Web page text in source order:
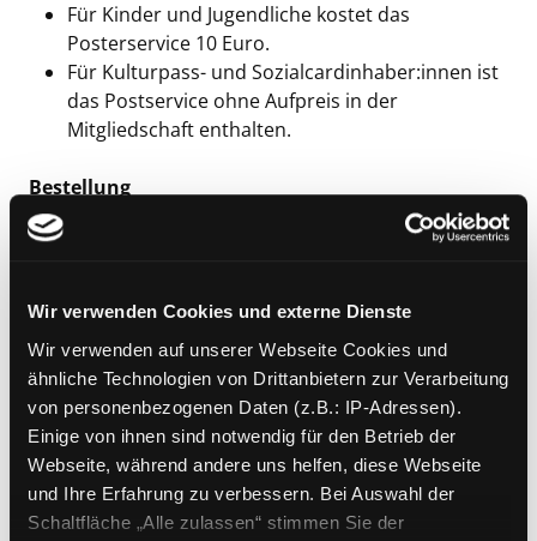
Wir verwenden Cookies und externe Dienste
Wir verwenden auf unserer Webseite Cookies und
ähnliche Technologien von Drittanbietern zur Verarbeitung
von personenbezogenen Daten (z.B.: IP-Adressen).
Einige von ihnen sind notwendig für den Betrieb der
Webseite, während andere uns helfen, diese Webseite
und Ihre Erfahrung zu verbessern. Bei Auswahl der
Schaltfläche „Alle zulassen“ stimmen Sie der
Für Kinder und Jugendliche kostet das
Posterservice 10 Euro.
Für Kulturpass- und Sozialcardinhaber:innen ist
das Postservice ohne Aufpreis in der
Mitgliedschaft enthalten.
Bestellung
Sie legen Ihre gewünschten Medien mit einem
den Bibliothekskorb.
Abholort aus.
Wenn das Paket der Post übergeben wird,
bekommen Sie eine Mail. Nach 2-3 Werktagen
können Sie Ihr Paket abholen.
Rückgabe